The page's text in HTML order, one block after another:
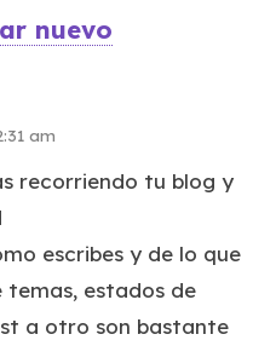
nuevo
am
recorriendo tu blog y
escribes y de lo que
temas, estados de
a otro son bastante